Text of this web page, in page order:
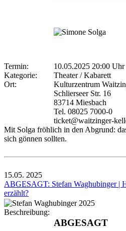
Termin:
10.05.2025 20:00 Uhr
Kategorie:
Theater / Kabarett
Ort:
Kulturzentrum
Schlierseer Str. 16
83714 Miesbach
Tel. 08025 7000-0
ticket@waitzinger-
Mit Solga fröhlich in den Abgrund:
sich gönnen sollten.
15.05. 2025
ABGESAGT: Stefan Waghubinger |
erzählt?
Beschreibung:
ABGESAGT